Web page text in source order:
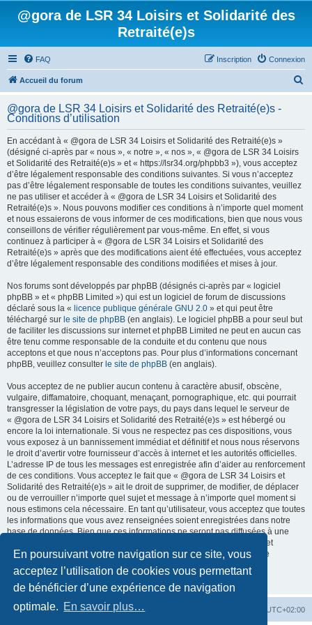
En poursuivant votre navigation sur ce site, vous
acceptez l’utilisation de cookies vous permettant
de bénéficier d’une expérience de navigation
optimale. En savoir plus…
@gora de LSR 34 Loisirs et Solidarité des
Retraité(e)s
FAQ Connexion
Inscription
Accueil du forum
h
@gora de LSR 34 Loisirs et Solidarité des Retraité(e)s -
Conditions d’utilisation
En accédant à « @gora de LSR 34 Loisirs et Solidarité des Retraité(e)s »
(désigné ci-après par « nous », « notre », « nos », « @gora de LSR 34 Loisirs
et Solidarité des Retraité(e)s » et « https://lsr34.org/phpbb3 »), vous acceptez
d’être légalement responsable des conditions suivantes. Si vous n’acceptez
pas d’être légalement responsable de toutes les conditions suivantes, veuillez
ne pas utiliser et accéder à « @gora de LSR 34 Loisirs et Solidarité des
Retraité(e)s ». Nous pouvons modifier ces conditions à n’importe quel moment
et nous essaierons de vous informer de ces modifications, bien que nous vous
conseillons de vérifier régulièrement par vous-même. En effet, si vous
continuez à participer à « @gora de LSR 34 Loisirs et Solidarité des
Retraité(e)s » après que des modifications aient été effectuées, vous acceptez
d’être légalement responsable des conditions modifiées et mises à jour.
Nos forums sont développés par phpBB (désignés ci-après par « logiciel
phpBB » et « phpBB Limited ») qui est un logiciel de forum de discussions
déclaré sous la « licence publique générale GNU 2.0 » et qui peut être
téléchargé sur le site de phpBB (en anglais). Le logiciel phpBB a pour seul but
de faciliter les discussions sur internet et phpBB Limited ne peut en aucun cas
être tenu comme responsable de la conduite et du contenu que nous
acceptons et que nous n’acceptons pas. Pour plus d’informations concernant
phpBB, veuillez consulter le site de phpBB (en anglais).
Vous acceptez de ne publier aucun contenu à caractère abusif, obscène,
vulgaire, diffamatoire, choquant, menaçant, pornographique, etc. qui pourrait
transgresser la législation de votre pays, du pays dans lequel le serveur de
« @gora de LSR 34 Loisirs et Solidarité des Retraité(e)s » est hébergé ou
encore la loi internationale. Si vous ne respectez pas ces dispositions, vous
vous exposez à un bannissement immédiat et définitif et nous nous réservons
le droit d’avertir votre fournisseur d’accès à internet et les autorités officielles.
L’adresse IP de tous les messages est enregistrée afin d’aider au renforcement
de ces conditions. Vous acceptez le fait que « @gora de LSR 34 Loisirs et
Solidarité des Retraité(e)s » ait le droit de supprimer, de modifier, de déplacer
ou de verrouiller n’importe quel sujet et message à n’importe quel moment si
nous estimons cela nécessaire. En tant qu’utilisateur, vous acceptez que toutes
les informations que vous avez renseignées soient enregistrées dans notre
base de données. Bien que ces informations ne seront pas diffusées à une
tierce partie sans votre consentement, ni « @gora de LSR 34 Loisirs et
Solidarité des Retraité(e)s », ni phpBB, ne pourront être tenus comme
responsables en cas de tentative de piratage informatique visant à
compromettre vos données.
Accueil du forum UTC+02:00